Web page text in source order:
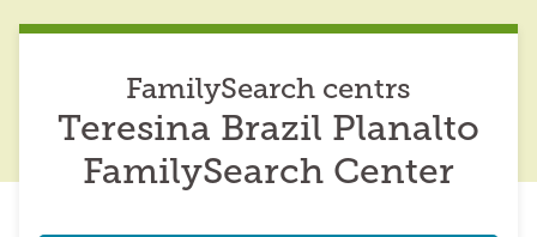
FamilySearch centrs
Teresina Brazil Planalto
FamilySearch Center